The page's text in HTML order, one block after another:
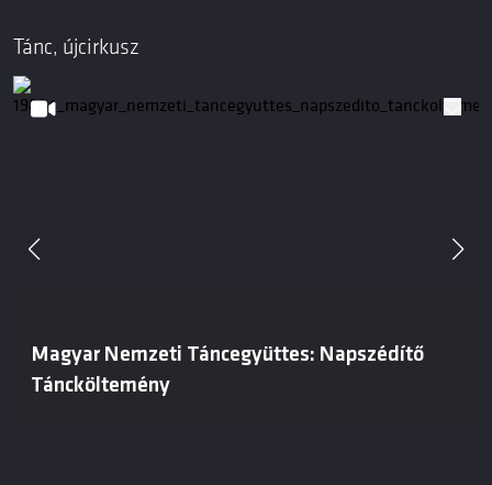
Tánc, újcirkusz
Magyar Nemzeti Táncegyüttes: Napszédítő
Táncköltemény